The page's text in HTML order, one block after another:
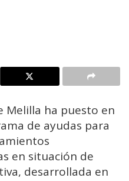
Melilla ha puesto en
de ayudas para
en situación de
desarrollada en